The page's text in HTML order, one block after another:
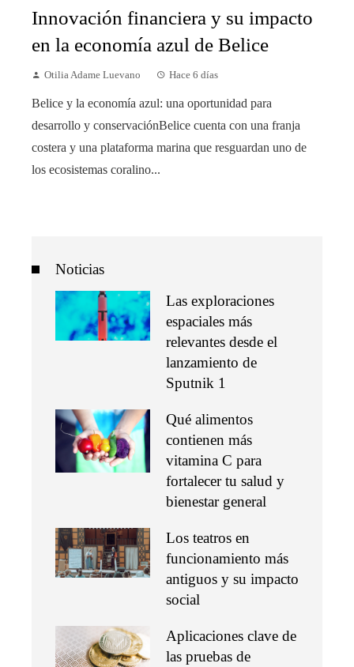
Innovación financiera y su impacto
en la economía azul de Belice
Otilia Adame Luevano Hace 6 días
Belice y la economía azul: una oportunidad para
desarrollo y conservaciónBelice cuenta con una franja
costera y una plataforma marina que resguardan uno de
los ecosistemas coralino...
Noticias
Las exploraciones
espaciales más
relevantes desde el
lanzamiento de
Sputnik 1
Qué alimentos
contienen más
vitamina C para
fortalecer tu salud y
bienestar general
Los teatros en
funcionamiento más
antiguos y su impacto
social
Aplicaciones clave de
las pruebas de